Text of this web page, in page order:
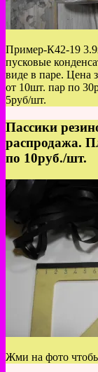
Пример-К42-19
пусковые
виде в паре. Цена
от 10шт. пар по
5руб/шт.
Пассики
распродажа.
по 10руб./шт.
Жми на фото